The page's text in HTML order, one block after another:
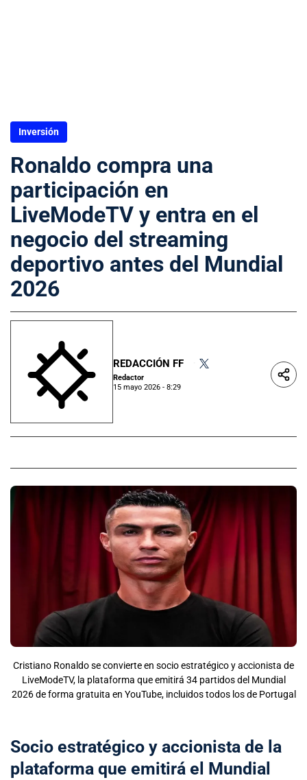
Inversión
Ronaldo compra una
participación en
LiveModeTV y entra en el
negocio del streaming
deportivo antes del Mundial
2026
REDACCIÓN FF
Redactor
15 mayo 2026 - 8:29
Cristiano Ronaldo se convierte en socio estratégico y accionista de
LiveModeTV, la plataforma que emitirá 34 partidos del Mundial
2026 de forma gratuita en YouTube, incluidos todos los de Portugal
Socio estratégico y accionista de la
plataforma que emitirá el Mundial